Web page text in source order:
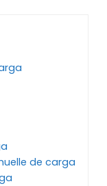
de carga